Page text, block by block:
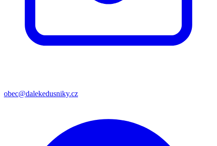
obec@dalekedusniky.cz